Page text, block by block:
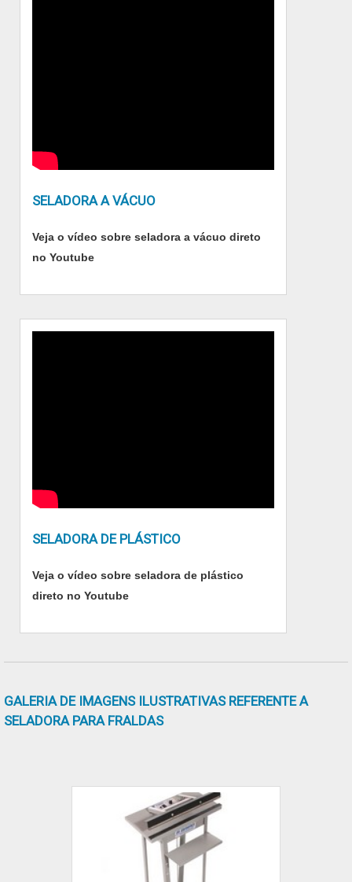
SELADORA A VÁCUO
Veja o vídeo sobre seladora a vácuo direto
no Youtube
SELADORA DE PLÁSTICO
Veja o vídeo sobre seladora de plástico
direto no Youtube
GALERIA DE IMAGENS ILUSTRATIVAS REFERENTE A
SELADORA PARA FRALDAS